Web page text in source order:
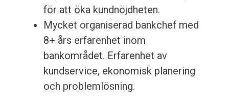
för att öka kundnöjdheten.
Mycket organiserad bankchef med
8+ års erfarenhet inom
bankområdet. Erfarenhet av
kundservice, ekonomisk planering
och problemlösning.